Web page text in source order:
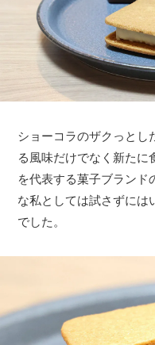
ショーコラのザクっとし
る風味だけでなく新たに
を代表する菓子ブランド
な私としては試さずには
でした。